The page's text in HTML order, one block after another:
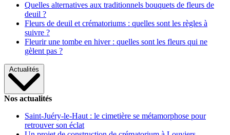
Quelles alternatives aux traditionnels bouquets de fleurs de
deuil ?
Fleurs de deuil et crématoriums : quelles sont les règles à
suivre ?
Fleurir une tombe en hiver : quelles sont les fleurs qui ne
gèlent pas ?
Actualités
Nos actualités
Saint-Juéry-le-Haut : le cimetière se métamorphose pour
retrouver son éclat